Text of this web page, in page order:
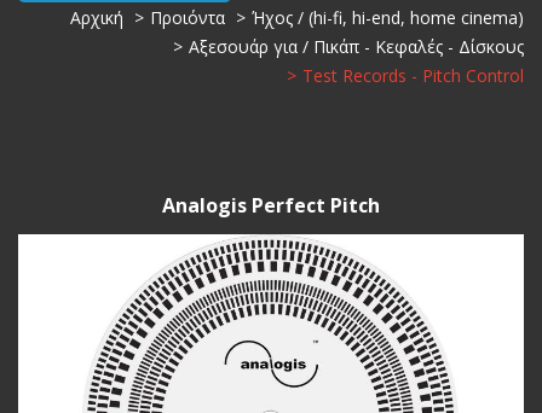
Αρχική
Προιόντα
Ήχος / (hi-fi, hi-end, home cinema)
Αξεσουάρ για / Πικάπ - Κεφαλές - Δίσκους
Test Records - Pitch Control
Analogis Perfect Pitch